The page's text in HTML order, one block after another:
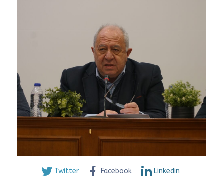
Twitter Facebook Linkedin